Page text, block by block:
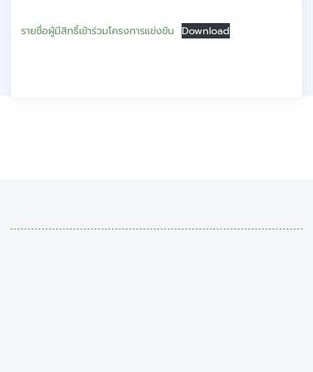
รายชื่อผู้มีสิทธิ์เข้าร่วมโครงการแข่งขัน Download